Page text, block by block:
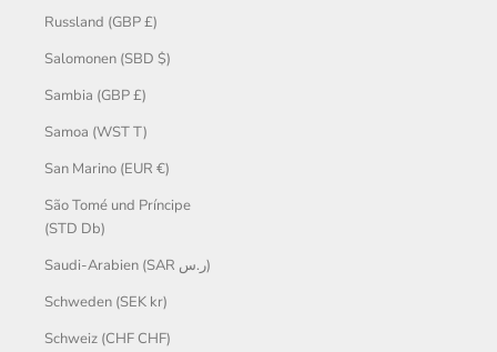
Russland (GBP £)
Salomonen (SBD $)
Sambia (GBP £)
Samoa (WST T)
San Marino (EUR €)
São Tomé und Príncipe
(STD Db)
Saudi-Arabien (SAR ر.س)
Schweden (SEK kr)
Schweiz (CHF CHF)